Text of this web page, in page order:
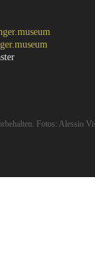
Fotos: Alessio